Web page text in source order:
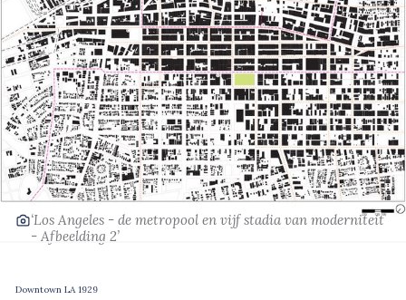
‘Los Angeles - de metropool en vijf stadia van moderniteit
- Afbeelding 2’
Downtown LA 1929